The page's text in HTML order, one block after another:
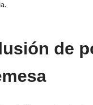
de